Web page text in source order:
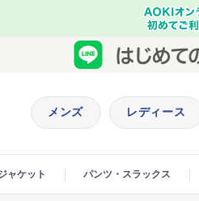
メンズ レディース
ャケット パンツ・スラックス